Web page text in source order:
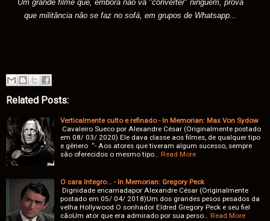
Um grande filme que, embora não vá "converter" ninguém, prova
que militância não se faz no sofá, em grupos de Whatsapp...
Related Posts:
Verticalmente culto e refinado - In Memorian: Max Von Sydow
Cavaleiro Sueco por Alexandre César (Originalmente postado
em 08/ 03/ 2020) Ele dava classe aos filmes, de qualquer tipo
e gênero “- Aos atores que tiveram algum sucesso, sempre
são oferecidos o mesmo tipo… Read More
O cara íntegro... - In Memorian: Gregory Peck
Dignidade encarnadapor Alexandre César (Originalmente
postado em 05/ 04/ 2018)Um dos grandes pesos pesados da
velha Hollywood O sonhador Eldred Gregory Peck e seu fiel
cãoUm ator que era admirado por sua perso… Read More